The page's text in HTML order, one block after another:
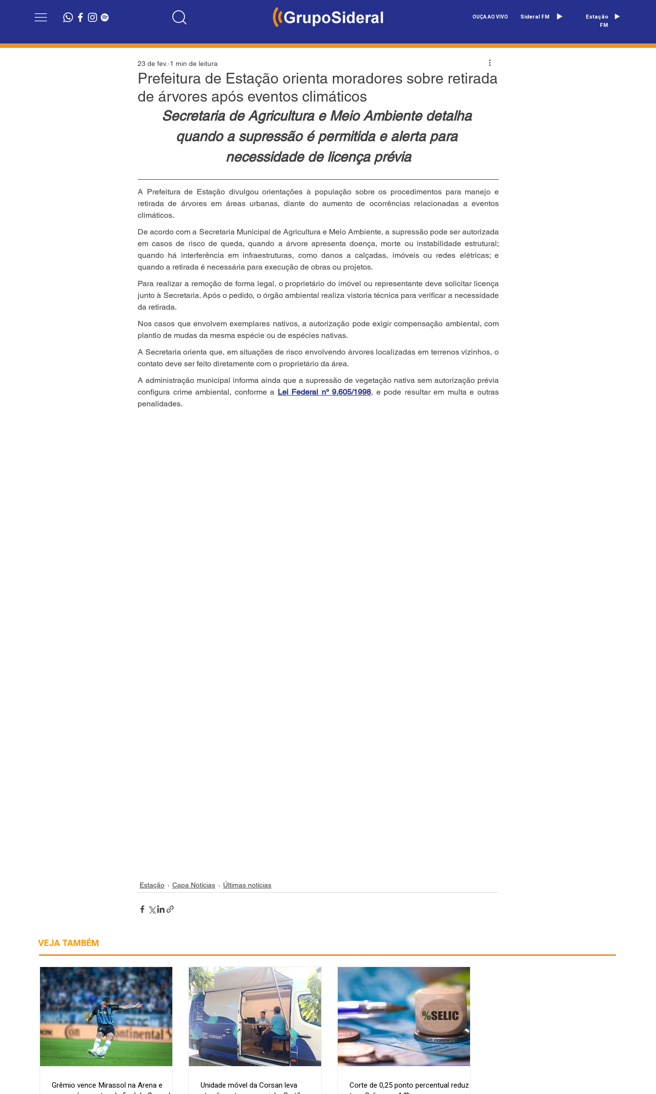
OUÇA AO VIVO Sideral FM
Estação
FM
Prefeitura de Estação orienta moradores sobre retirada
de árvores após eventos climáticos
23 de fev. 1 min de leitura
Secretaria de Agricultura e Meio Ambiente detalha
quando a supressão é permitida e alerta para
necessidade de licença prévia
A Prefeitura de Estação divulgou orientações à população sobre os procedimentos para manejo e
retirada de árvores em áreas urbanas, diante do aumento de ocorrências relacionadas a eventos
climáticos.
De acordo com a Secretaria Municipal de Agricultura e Meio Ambiente, a supressão pode ser autorizada
em casos de risco de queda, quando a árvore apresenta doença, morte ou instabilidade estrutural;
quando há interferência em infraestruturas, como danos a calçadas, imóveis ou redes elétricas; e
quando a retirada é necessária para execução de obras ou projetos.
Para realizar a remoção de forma legal, o proprietário do imóvel ou representante deve solicitar licença
junto à Secretaria. Após o pedido, o órgão ambiental realiza vistoria técnica para verificar a necessidade
da retirada.
Nos casos que envolvem exemplares nativos, a autorização pode exigir compensação ambiental, com
plantio de mudas da mesma espécie ou de espécies nativas.
A Secretaria orienta que, em situações de risco envolvendo árvores localizadas em terrenos vizinhos, o
contato deve ser feito diretamente com o proprietário da área.
A administração municipal informa ainda que a supressão de vegetação nativa sem autorização prévia
configura crime ambiental, conforme a Lei Federal nº 9.605/1998, e pode resultar em multa e outras
penalidades.
Estação Capa Notícias Últimas notícias
VEJA TAMBÉM
Grêmio vence Mirassol na Arena e
Unidade móvel da Corsan leva
Corte de 0,25 ponto percentual reduz